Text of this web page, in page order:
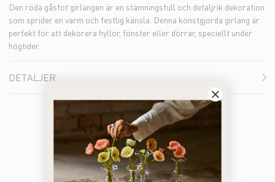
Den röda gåsfot girlangen är en stämningsfull och detaljrik dekoration
som sprider en varm och festlig känsla. Denna konstgjorda girlang är
perfekt för att dekorera hyllor, fönster eller dörrar, speciellt under
högtider.
DETALJER
Bästsäljare